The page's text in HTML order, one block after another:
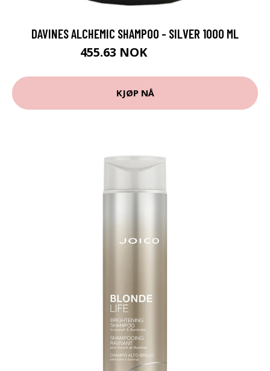
DAVINES ALCHEMIC SHAMPOO - SILVER 1000 ML
455.63 NOK
KJØP NÅ